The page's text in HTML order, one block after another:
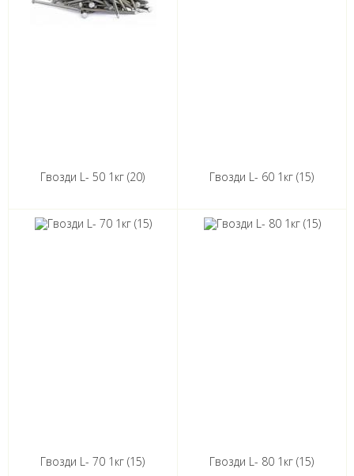
Гвозди L- 50 1кг (20) Гвозди L- 60 1кг (15)
Гвозди L- 70 1кг (15) Гвозди L- 80 1кг (15)